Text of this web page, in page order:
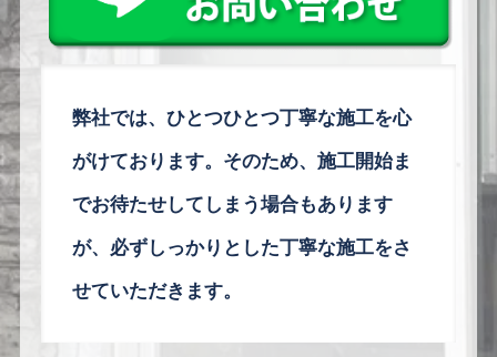
弊社では、 ひとつひとつ丁寧な施工を心
がけております。そのため、施工開始ま
でお待たせしてしまう場合もあります
が、必ずしっかりとした丁寧な施工をさ
せていただきます。